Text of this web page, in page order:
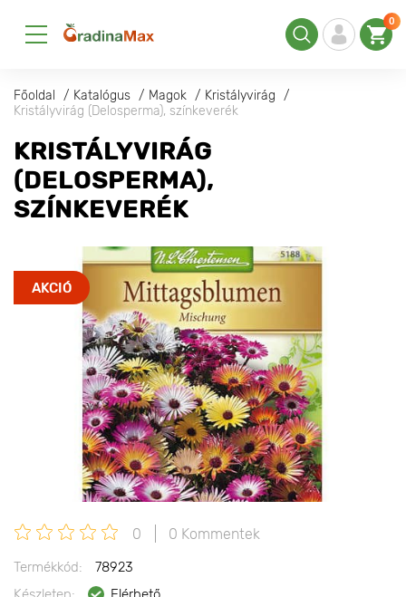
0
Főoldal Katalógus Magok
Kristályvirág
Kristályvirág (Delosperma), színkeverék
KRISTÁLYVIRÁG
(DELOSPERMA),
SZÍNKEVERÉK
AKCIÓ
0 0 Kommentek
Termékkód:
78923